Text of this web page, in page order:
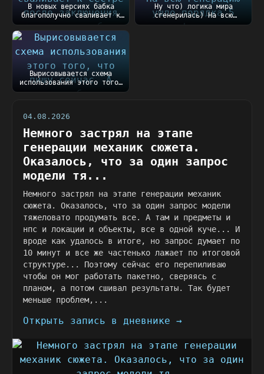
В новых версиях бабка
благополучно сваливает к
сестре после закл...
Ну что) логика мира
сгенерилась) На всю
генерацию ушло порядка
Вырисовывается схема
использования этого того,
что пишу сейчас....
04.08.2026
Немного застрял на этапе
генерации механик сюжета.
Оказалось, что за один запрос
модели тя...
Немного застрял на этапе генерации механик
сюжета. Оказалось, что за один запрос модели
тяжеловато продумать все. А там и предметы и
нпс и локации и объекты, все в одной куче... И
вроде как удалось в итоге, но запрос думает по
10 минут и все же частенько лажает по итоговой
структуре... Поэтому сейчас его перепиливаю
чтобы он мог работать пакетно, сверяясь с
планом, а потом сшивал результаты. Так будет
меньше проблем,...
Открыть запись в дневнике →